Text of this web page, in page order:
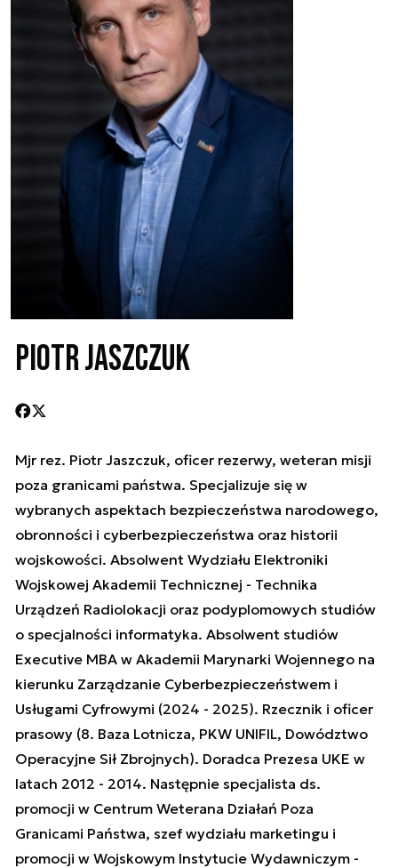
Piotr Jaszczuk
Mjr rez. Piotr Jaszczuk, oficer rezerwy, weteran misji
poza granicami państwa. Specjalizuje się w
wybranych aspektach bezpieczeństwa narodowego,
obronności i cyberbezpieczeństwa oraz historii
wojskowości. Absolwent Wydziału Elektroniki
Wojskowej Akademii Technicznej - Technika
Urządzeń Radiolokacji oraz podyplomowych studiów
o specjalności informatyka. Absolwent studiów
Executive MBA w Akademii Marynarki Wojennego na
kierunku Zarządzanie Cyberbezpieczeństwem i
Usługami Cyfrowymi (2024 - 2025). Rzecznik i oficer
prasowy (8. Baza Lotnicza, PKW UNIFIL, Dowództwo
Operacyjne Sił Zbrojnych). Doradca Prezesa UKE w
latach 2012 - 2014. Następnie specjalista ds.
promocji w Centrum Weterana Działań Poza
Granicami Państwa, szef wydziału marketingu i
promocji w Wojskowym Instytucie Wydawniczym -